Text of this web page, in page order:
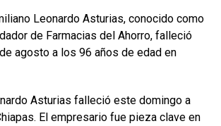
Leonardo Asturias, conocido como
de Farmacias del Ahorro, falleció
agosto a los 96 años de edad en
Asturias falleció este domingo a
El empresario fue pieza clave en